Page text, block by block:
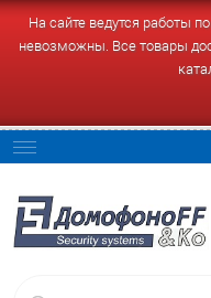
На сайте ведутся работы
невозможны. Все товары